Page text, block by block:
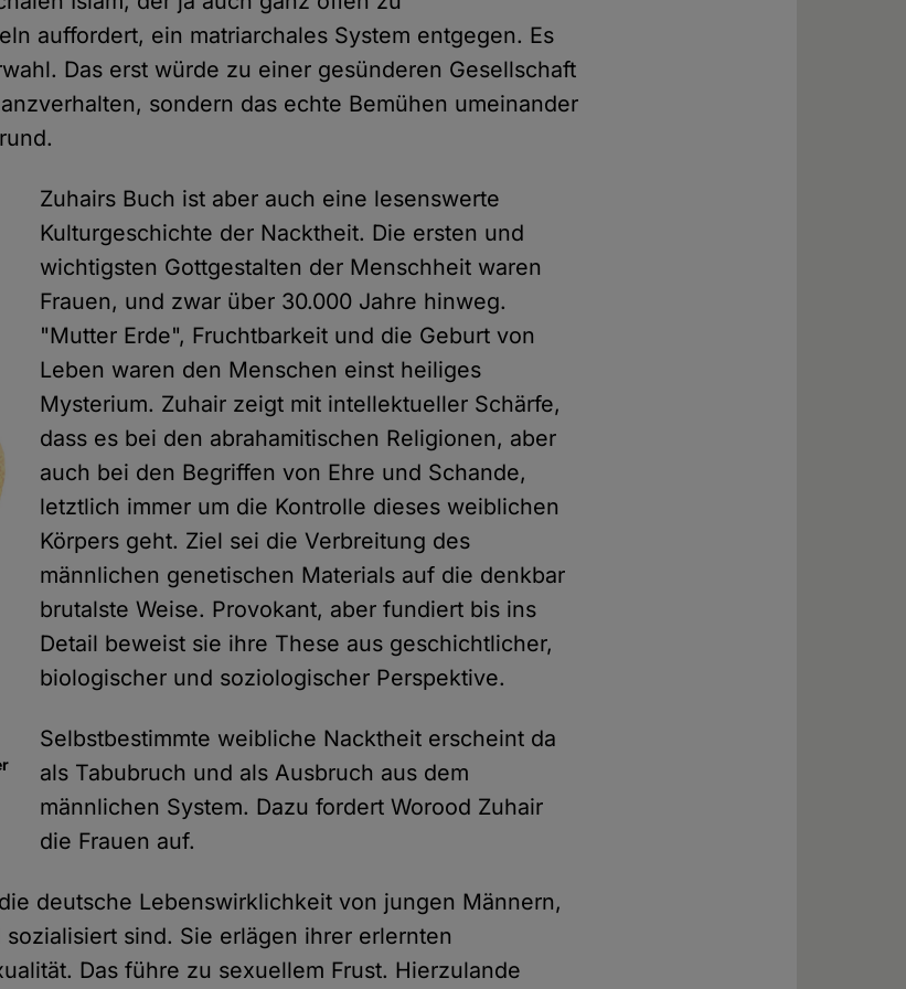
auffordert, ein matriarchales System entgegen. Es
Das erst würde zu einer gesünderen Gesellschaft
sondern das echte Bemühen umeinander
Zuhairs Buch ist aber auch eine lesenswerte
Kulturgeschichte der Nacktheit. Die ersten und
wichtigsten Gottgestalten der Menschheit waren
Frauen, und zwar über 30.000 Jahre hinweg.
"Mutter Erde", Fruchtbarkeit und die Geburt von
Leben waren den Menschen einst heiliges
Mysterium. Zuhair zeigt mit intellektueller Schärfe,
dass es bei den abrahamitischen Religionen, aber
auch bei den Begriffen von Ehre und Schande,
letztlich immer um die Kontrolle dieses weiblichen
Körpers geht. Ziel sei die Verbreitung des
männlichen genetischen Materials auf die denkbar
brutalste Weise. Provokant, aber fundiert bis ins
Detail beweist sie ihre These aus geschichtlicher,
biologischer und soziologischer Perspektive.
Selbstbestimmte weibliche Nacktheit erscheint da
als Tabubruch und als Ausbruch aus dem
männlichen System. Dazu fordert Worood Zuhair
die Frauen auf.
deutsche Lebenswirklichkeit von jungen Männern,
sind. Sie erlägen ihrer erlernten
Das führe zu sexuellem Frust. Hierzulande